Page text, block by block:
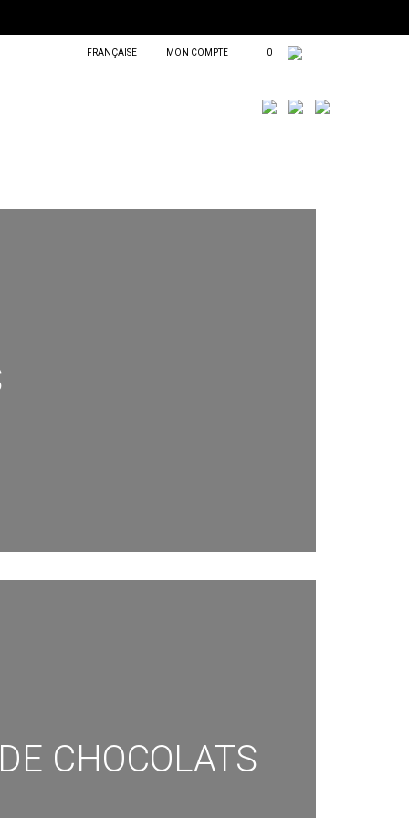
FRANÇAISE MON COMPTE 0
CHOCOLATS